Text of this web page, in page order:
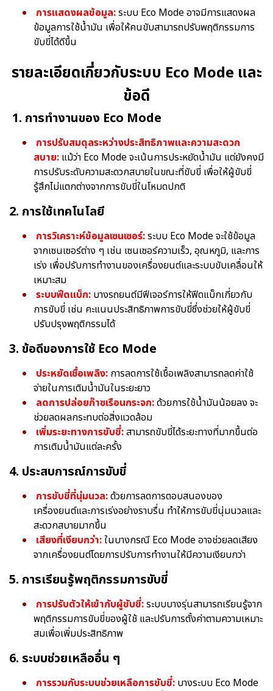
การแสดงผลข้อมูล:ระบบ Eco Mode อาจมีการแสดงผล
ข้อมูลการใช้น้ำมัน เพื่อให้คนขับสามารถปรับพฤติกรรมการ
ขับขี่ได้ดีขึ้น
รายละเอียดเกี่ยวกับระบบ Eco Mode และ
ข้อดี
1. การทำงานของ Eco Mode
การปรับสมดุลระหว่างประสิทธิภาพและความสะดวก
สบาย: แม้ว่า Eco Mode จะเน้นการประหยัดน้ำมัน แต่ยังคงมี
การปรับระดับความสะดวกสบายในขณะที่ขับขี่ เพื่อให้ผู้ขับขี่
รู้สึกไม่แตกต่างจากการขับขี่ในโหมดปกติ
2. การใช้เทคโนโลยี
การวิเคราะห์ข้อมูลเซนเซอร์:ระบบ Eco Mode จะใช้ข้อมูล
จากเซนเซอร์ต่าง ๆ เช่น เซนเซอร์ความเร็ว, อุณหภูมิ, และการ
เร่ง เพื่อปรับการทำงานของเครื่องยนต์และระบบขับเคลื่อนให้
เหมาะสม
ระบบฟีดแบ็ก: บางรถยนต์มีฟีเจอร์การให้ฟีดแบ็กเกี่ยวกับ
การขับขี่ เช่น คะแนนประสิทธิภาพการขับขี่ซึ่งช่วยให้ผู้ขับขี่
ปรับปรุงพฤติกรรมได้
3. ข้อดีของการใช้ Eco Mode
ประหยัดเชื้อเพลิง: การลดการใช้เชื้อเพลิงสามารถลดค่าใช้
จ่ายในการเติมน้ำมันในระยะยาว
ลดการปล่อยก๊าซเรือนกระจก:ด้วยการใช้น้ำมันน้อยลง จะ
ช่วยลดผลกระทบต่อสิ่งแวดล้อม
เพิ่มระยะทางการขับขี่:สามารถขับขี่ได้ระยะทางที่มากขึ้นต่อ
การเติมน้ำมันแต่ละครั้ง
4. ประสบการณ์การขับขี่
การขับขี่ที่นุ่มนวล:ด้วยการลดการตอบสนองของ
เครื่องยนต์และการเร่งอย่างราบรื่น ทำให้การขับขี่นุ่มนวลและ
สะดวกสบายมากขึ้น
เสียงที่เงียบกว่า:ในบางกรณี Eco Mode อาจช่วยลดเสียง
จากเครื่องยนต์โดยการปรับการทำงานให้มีความเงียบกว่า
5. การเรียนรู้พฤติกรรมการขับขี่
การปรับตัวให้เข้ากับผู้ขับขี่:ระบบบางรุ่นสามารถเรียนรู้จาก
พฤติกรรมการขับขี่ของผู้ใช้ และปรับการตั้งค่าตามความเหมาะ
สมเพื่อเพิ่มประสิทธิภาพ
6. ระบบช่วยเหลืออื่น ๆ
การรวมกับระบบช่วยเหลือการขับขี่: บางระบบ Eco Mode